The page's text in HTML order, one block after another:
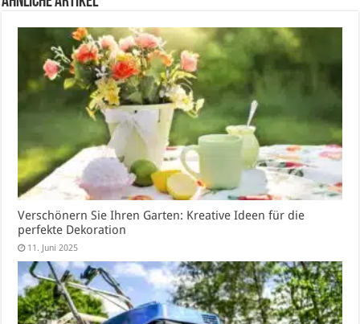
Verschönern Sie Ihren Garten: Kreative Ideen für die
perfekte Dekoration
11. Juni 2025